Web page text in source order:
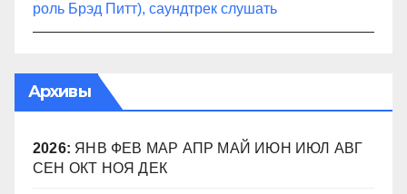
роль Брэд Питт), саундтрек слушать
Архивы
2026: ЯНВ ФЕВ МАР АПР МАЙ ИЮН ИЮЛ АВГ
СЕН ОКТ НОЯ ДЕК